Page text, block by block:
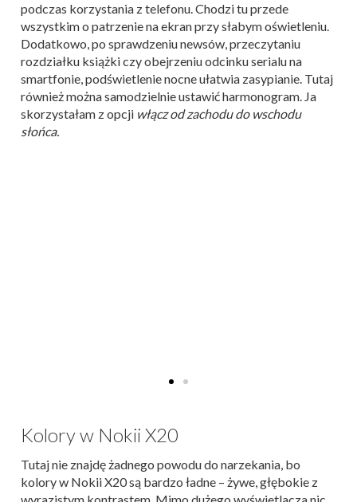
podczas korzystania z telefonu. Chodzi tu przede
wszystkim o patrzenie na ekran przy słabym oświetleniu.
Dodatkowo, po sprawdzeniu newsów, przeczytaniu
rozdziałku książki czy obejrzeniu odcinku serialu na
smartfonie, podświetlenie nocne ułatwia zasypianie. Tutaj
również można samodzielnie ustawić harmonogram. Ja
skorzystałam z opcji włącz od zachodu do wschodu
słońca.
Kolory w Nokii X20
Tutaj nie znajdę żadnego powodu do narzekania, bo
kolory w Nokii X20 są bardzo ładne – żywe, głębokie z